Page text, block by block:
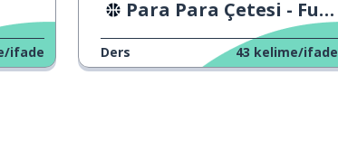
ifade
Para Para Çetesi - Futbol Sahnesi
Ders 43 kelime/ifade